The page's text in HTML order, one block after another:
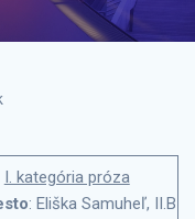
I. kategória próza
: Eliška Samuheľ, II.B